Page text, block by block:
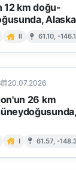
12 km doğu-
Alaska
II 61.10, -
20.07.2026
26 km
I 61.57, -